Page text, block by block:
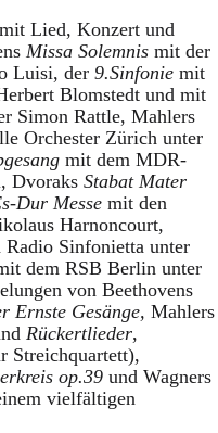
Lied, Konzert und
Missa Solemnis mit der
Luisi, der 9.Sinfonie mit
Blomstedt und mit
Simon Rattle, Mahlers
Orchester Zürich unter
mit dem MDR-
Dvoraks Stabat Mater
Dur Messe mit den
Harnoncourt,
Sinfonietta unter
dem RSB Berlin unter
von Beethovens
Ernste Gesänge, Mahlers
Rückertlieder,
Streichquartett),
op.39 und Wagners
vielfältigen